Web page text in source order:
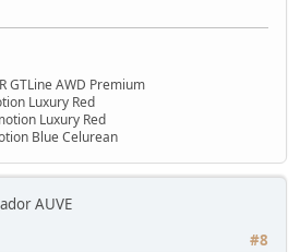
GTLine AWD Premium
Luxury Red
Luxury Red
Blue Celurean
AUVE
#8